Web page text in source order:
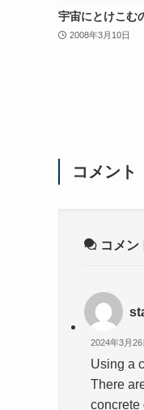
宇宙にとけこむ
2008年3月10日
コメント
コメン
2024年3月
Using a
There
concrete